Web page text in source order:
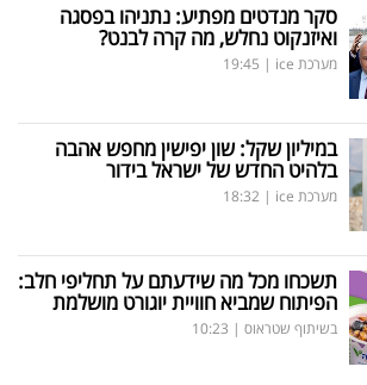
סקר מנדטים מפתיע: נתניהו בפסגה
ואיזנקוט נחלש, מה קרה לבנט?
מערכת ice |
19:45
במיליון שקל: שון יפישין מחפש אהבה
בלהיט החדש של ישראל בידור
מערכת ice |
18:32
תשכחו מכל מה שידעתם על תחליפי חלב:
הפיתוח שמביא חוויית יוגורט מושלמת
בשיתוף שטראוס |
10:23